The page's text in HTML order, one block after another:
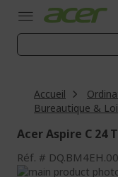
Accueil
Bureautique &
Acer Aspire C 24
Réf.
Passer